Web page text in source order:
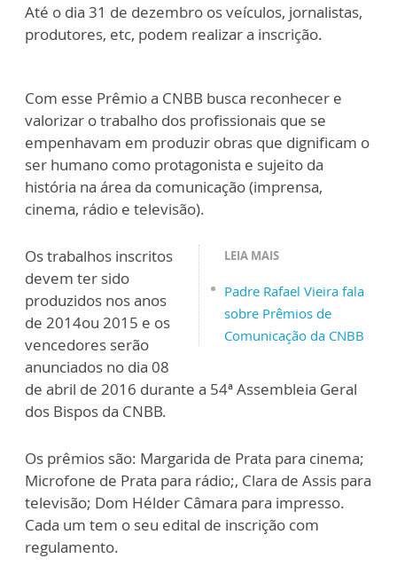
Até o dia 31 de dezembro os veículos, jornalistas,
produtores, etc, podem realizar a inscrição.
Com esse Prêmio a CNBB busca reconhecer e
valorizar o trabalho dos profissionais que se
empenhavam em produzir obras que dignificam o
ser humano como protagonista e sujeito da
história na área da comunicação (imprensa,
cinema, rádio e televisão).
LEIA MAIS
Padre Rafael Vieira fala
sobre Prêmios de
Comunicação da CNBB
Os trabalhos inscritos
devem ter sido
produzidos nos anos
de 2014ou 2015 e os
vencedores serão
anunciados no dia 08
de abril de 2016 durante a 54ª Assembleia Geral
dos Bispos da CNBB.
Os prêmios são: Margarida de Prata para cinema;
Microfone de Prata para rádio;, Clara de Assis para
televisão; Dom Hélder Câmara para impresso.
Cada um tem o seu edital de inscrição com
regulamento.